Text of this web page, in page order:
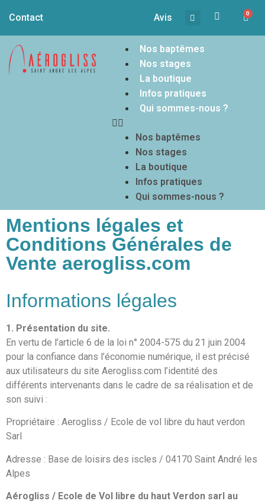
Contact Avis 0
Nos baptêmes
Nos stages
La boutique
Infos pratiques
Qui sommes-nous ?
Nos baptêmes
Nos stages
La boutique
Infos pratiques
Qui sommes-nous ?
Mentions légales et
Conditions Générales de
Vente aerogliss.com
Informations légales
1. Présentation du site.
En vertu de l’article 6 de la loi n° 2004-575 du 21 juin 2004
pour la confiance dans l’économie numérique, il est précisé
aux utilisateurs du site Aerogliss.com l’identité des
différents intervenants dans le cadre de sa réalisation et de
son suivi :
Propriétaire : Aerogliss / Ecole de vol libre du haut verdon
Sarl
Adresse : Base de loisirs des iscles / 04170 Saint André les
Alpes
Aérogliss / Ecole de Vol libre du haut Verdon sarl au